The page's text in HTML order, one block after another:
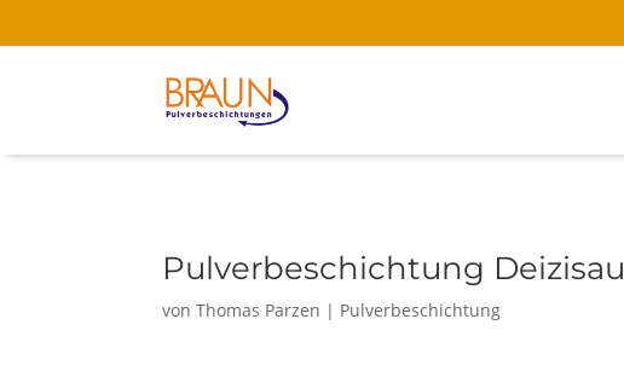
Pulverbeschichtung Deizisau
vonThomas Parzen | Pulverbeschichtung